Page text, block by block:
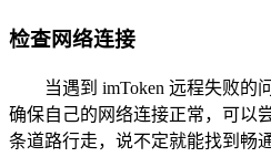
检查网络连接
当遇到 imToken 远程失败的
确保自己的网络连接正常，可以
条道路行走，说不定就能找到畅